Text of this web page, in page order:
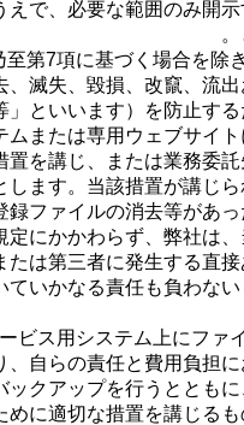
えで、必要な範囲のみ開
乃至第7項に基づく場合を除
、滅失、毀損、改竄、流
」といいます）を防止す
ムまたは専用ウェブサイ
置を講じ、または業務委託
します。当該措置が講じら
録ファイルの消去等があっ
定にかかわらず、弊社は
たは第三者に発生する直
ていかなる責任も負わない
ービス用システム上にファ
自らの責任と費用負担に
ックアップを行うとともに
めに適切な措置を講じるも